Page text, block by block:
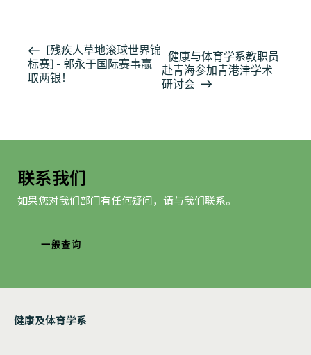
活
动
导
[残疾人草地滚球世界锦
标赛] - 郭永于国际赛事赢
取两银！
健康与体育学系教职员
赴青海参加青港津学术
研讨会
联系我们
如果您对我们部门有任何疑问，请与我们联系。
一般查询
健康及体育学系